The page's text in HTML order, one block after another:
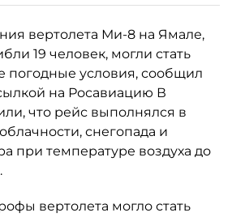
вертолета Ми-8 на Ямале,
19 человек, могли стать
погодные условия, сообщил
на Росавиацию В
что рейс выполнялся в
снегопада и
при температуре воздуха до
вертолета могло стать